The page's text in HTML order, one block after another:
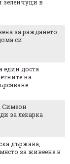
зеленчуци в
за раждането
си
един доста
на
Симеон
за лекарка
държава,
за живеене в